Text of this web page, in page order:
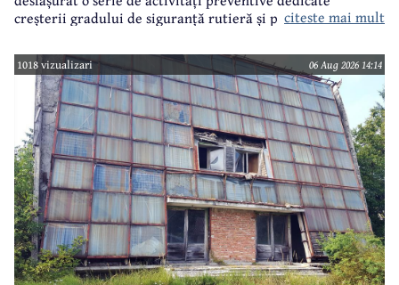
creșterii gradului de siguranță rutieră și promovării unui
estival.
citeste mai mult
1018 vizualizari 06 Aug 2026 14:14